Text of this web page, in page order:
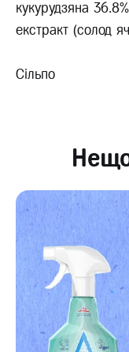
кукурудзяна
екстракт (солод
Сільпо